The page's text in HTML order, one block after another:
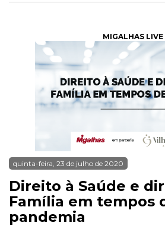
MIGALHAS LIVE
quinta-feira, 23 de julho de 2020
Direito à Saúde e
Família em tempos
pandemia